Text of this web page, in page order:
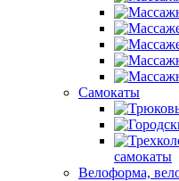
Самокаты
самокаты
Велоформа,